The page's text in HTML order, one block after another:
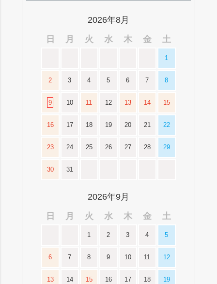
2026年8月
日
月 火 水 木 金 土
1
2 3 4 5 6 7 8
9 10 11 12 13 14 15
16 17 18 19 20 21 22
23 24 25 26 27 28 29
30 31
2026年9月
日
月 火 水 木 金 土
1 2 3 4 5
6 7 8 9 10 11 12
13 14 15 16 17 18 19